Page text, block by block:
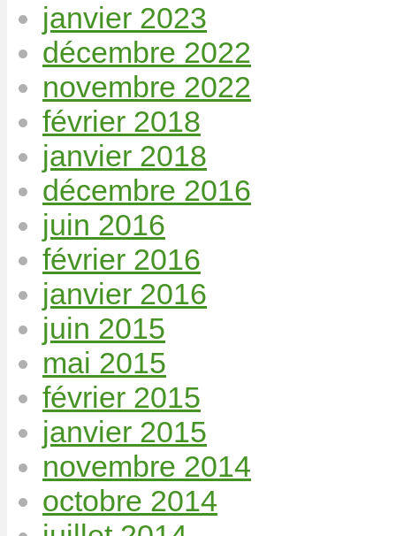
janvier 2023
décembre 2022
novembre 2022
février 2018
janvier 2018
décembre 2016
juin 2016
février 2016
janvier 2016
juin 2015
mai 2015
février 2015
janvier 2015
novembre 2014
octobre 2014